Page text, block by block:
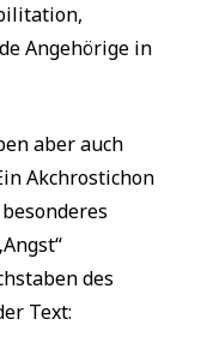
Angehörige in
aber auch
Akchrostichon
des
Text: